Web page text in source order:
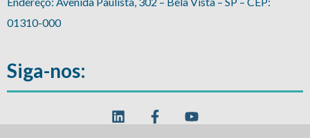
01310-000
Siga-nos: